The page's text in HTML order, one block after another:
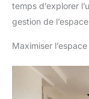
temps d’explorer
gestion de
Maximiser